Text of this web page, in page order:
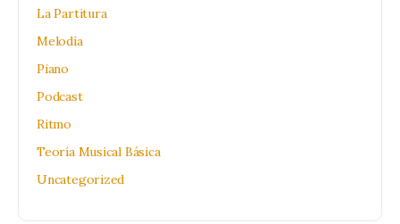
La Partitura
Melodía
Piano
Podcast
Ritmo
Teoría Musical Básica
Uncategorized